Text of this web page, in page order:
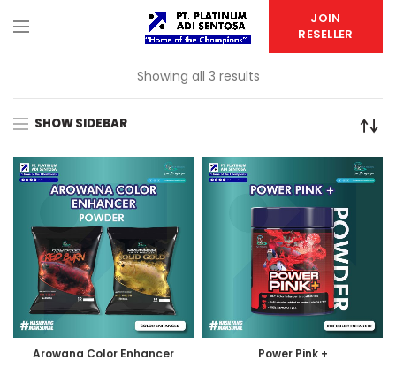
JOIN
RESELLER
Showing all 3 results
SHOW SIDEBAR
Arowana Color Enhancer Power Pink +